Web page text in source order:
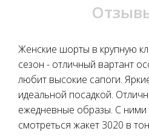
Женские шорты в крупную
сезон - отличный вартант
любит высокие сапоги.
идеальной посадкой.
ежедневные образы. С ними
смотреться жакет 3020 в